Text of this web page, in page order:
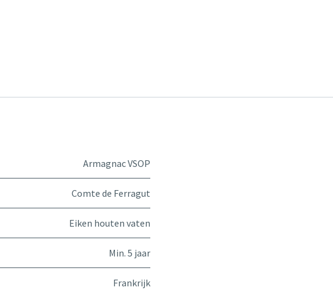
Armagnac VSOP
Comte de Ferragut
Eiken houten vaten
Min. 5 jaar
Frankrijk